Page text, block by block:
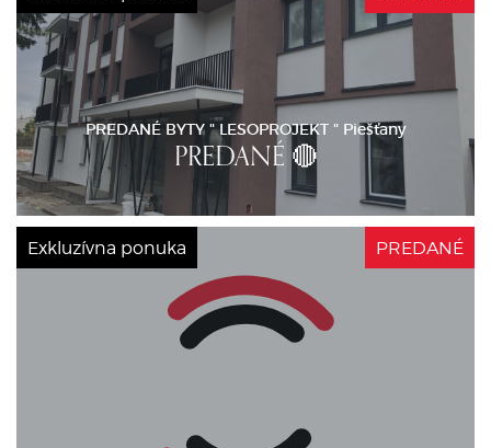
PREDANÉ BYTY " LESOPROJEKT " Piešťany
PREDANÉ 🔴
Exkluzívna ponuka PREDANÉ